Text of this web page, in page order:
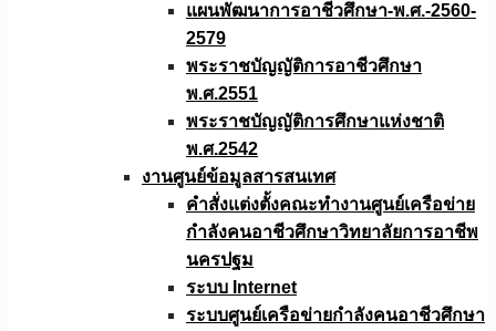
แผนพัฒนาการอาชีวศึกษา-พ.ศ.-2560-
2579
พระราชบัญญัติการอาชีวศึกษา
พ.ศ.2551
พระราชบัญญัติการศึกษาแห่งชาติ
พ.ศ.2542
งานศูนย์ข้อมูลสารสนเทศ
คำสั่งแต่งตั้งคณะทำงานศูนย์เครือข่าย
กำลังคนอาชีวศึกษาวิทยาลัยการอาชีพ
นครปฐม
ระบบ Internet
ระบบศูนย์เครือข่ายกำลังคนอาชีวศึกษา